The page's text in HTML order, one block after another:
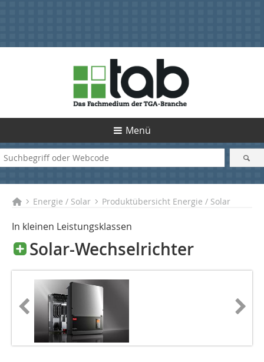
Menü
Energie / Solar Produktübersicht Energie / Solar
In kleinen Leistungsklassen
Solar-Wechselrichter